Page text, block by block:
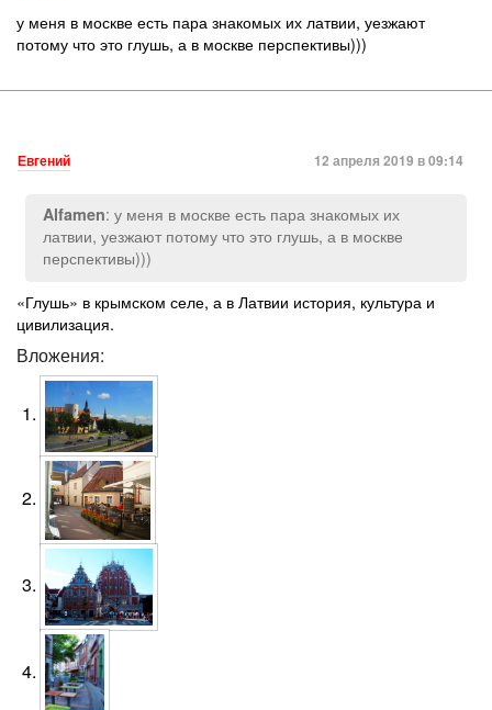
у меня в москве есть пара знакомых их латвии, уезжают
потому что это глушь, а в москве перспективы)))
Евгений 12 апреля 2019 в 09:14
Alfamen: у меня в москве есть пара знакомых их
латвии, уезжают потому что это глушь, а в москве
перспективы)))
«Глушь» в крымском селе, а в Латвии история, культура и
цивилизация.
Вложения: